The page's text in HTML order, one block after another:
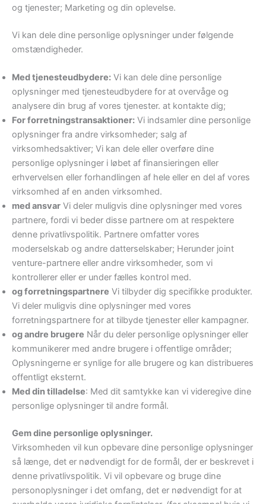
og tjenester; Marketing og din oplevelse.
Vi kan dele dine personlige oplysninger under følgende
omstændigheder.
Med tjenesteudbydere: Vi kan dele dine personlige
oplysninger med tjenesteudbydere for at overvåge og
analysere din brug af vores tjenester. at kontakte dig;
For forretningstransaktioner: Vi indsamler dine personlige
oplysninger fra andre virksomheder; salg af
virksomhedsaktiver; Vi kan dele eller overføre dine
personlige oplysninger i løbet af finansieringen eller
erhvervelsen eller forhandlingen af ​​hele eller en del af vores
virksomhed af en anden virksomhed.
med ansvar Vi deler muligvis dine oplysninger med vores
partnere, fordi vi beder disse partnere om at respektere
denne privatlivspolitik. Partnere omfatter vores
moderselskab og andre datterselskaber; Herunder joint
venture-partnere eller andre virksomheder, som vi
kontrollerer eller er under fælles kontrol med.
og forretningspartnere Vi tilbyder dig specifikke produkter.
Vi deler muligvis dine oplysninger med vores
forretningspartnere for at tilbyde tjenester eller kampagner.
og andre brugere Når du deler personlige oplysninger eller
kommunikerer med andre brugere i offentlige områder;
Oplysningerne er synlige for alle brugere og kan distribueres
offentligt eksternt.
Med din tilladelse: Med dit samtykke kan vi videregive dine
personlige oplysninger til andre formål.
Gem dine personlige oplysninger.
Virksomheden vil kun opbevare dine personlige oplysninger
så længe, ​​det er nødvendigt for de formål, der er beskrevet i
denne privatlivspolitik. Vi vil opbevare og bruge dine
personoplysninger i det omfang, det er nødvendigt for at